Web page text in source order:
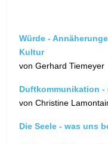
Würde -
Kultur
von Gerhard Tiemeyer
Duftkommunikation -
von Christine
Die Seele - was uns